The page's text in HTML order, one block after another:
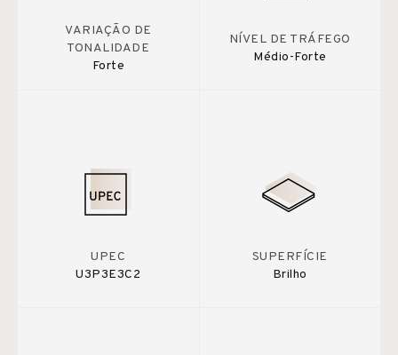
VARIAÇÃO DE
TONALIDADE
Forte
NÍVEL DE TRÁFEGO
Médio-Forte
UPEC
U3P3E3C2
SUPERFÍCIE
Brilho